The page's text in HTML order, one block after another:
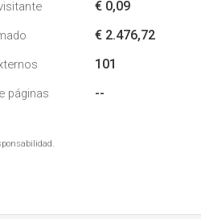
€ 0,09
€ 2.476,72
101
páginas --